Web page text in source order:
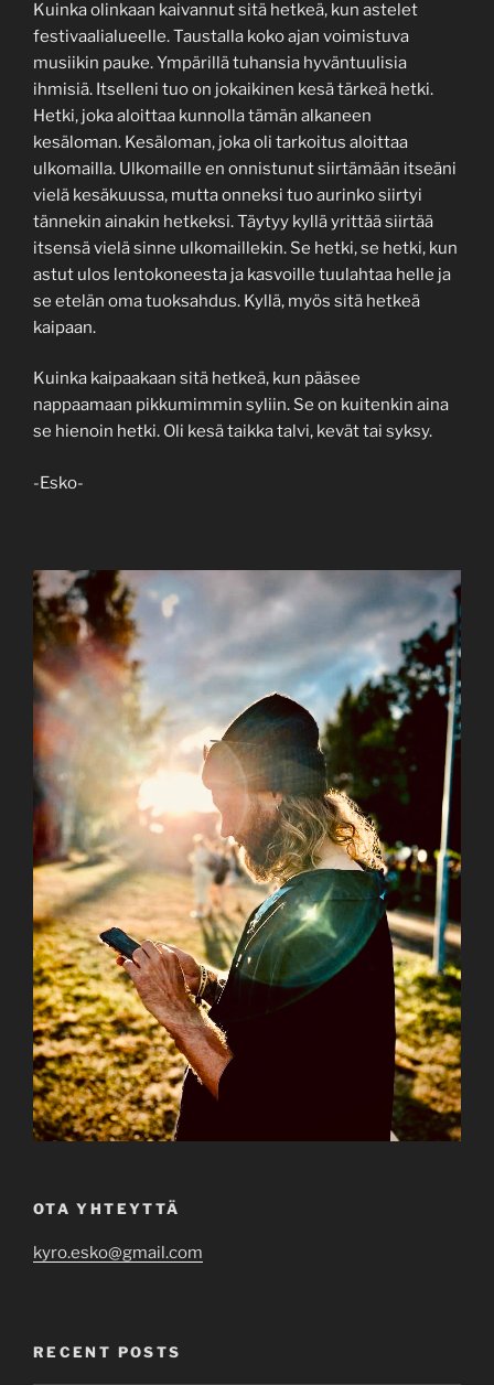
Kuinka olinkaan kaivannut sitä hetkeä, kun astelet
festivaalialueelle. Taustalla koko ajan voimistuva
musiikin pauke. Ympärillä tuhansia hyväntuulisia
ihmisiä. Itselleni tuo on jokaikinen kesä tärkeä hetki.
Hetki, joka aloittaa kunnolla tämän alkaneen
kesäloman. Kesäloman, joka oli tarkoitus aloittaa
ulkomailla. Ulkomaille en onnistunut siirtämään itseäni
vielä kesäkuussa, mutta onneksi tuo aurinko siirtyi
tännekin ainakin hetkeksi. Täytyy kyllä yrittää siirtää
itsensä vielä sinne ulkomaillekin. Se hetki, se hetki, kun
astut ulos lentokoneesta ja kasvoille tuulahtaa helle ja
se etelän oma tuoksahdus. Kyllä, myös sitä hetkeä
kaipaan.
Kuinka kaipaakaan sitä hetkeä, kun pääsee
nappaamaan pikkumimmin syliin. Se on kuitenkin aina
se hienoin hetki. Oli kesä taikka talvi, kevät tai syksy.
-Esko-
OTA YHTEYTTÄ
kyro.esko@gmail.com
RECENT POSTS